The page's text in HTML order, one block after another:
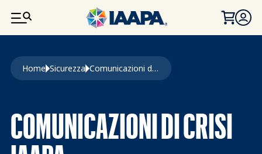
SALTA AL CONTENUTO PRINCIPALE
Briciole di pane
Home Sicurezza Comunicazioni di crisi
COMUNICAZIONI DI CRISI